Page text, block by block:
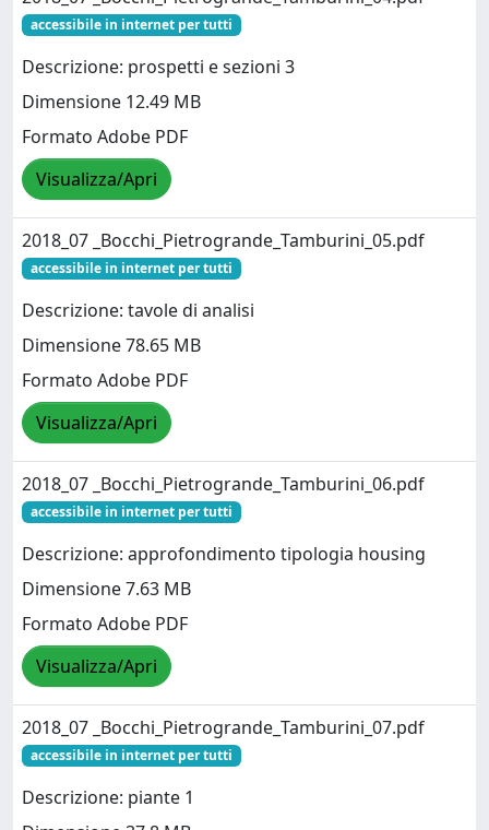
accessibile in internet per tutti
Descrizione: prospetti e sezioni 3
Dimensione 12.49 MB
Formato Adobe PDF
Visualizza/Apri
2018_07 _Bocchi_Pietrogrande_Tamburini_05.pdf
accessibile in internet per tutti
Descrizione: tavole di analisi
Dimensione 78.65 MB
Formato Adobe PDF
Visualizza/Apri
2018_07 _Bocchi_Pietrogrande_Tamburini_06.pdf
accessibile in internet per tutti
Descrizione: approfondimento tipologia housing
Dimensione 7.63 MB
Formato Adobe PDF
Visualizza/Apri
2018_07 _Bocchi_Pietrogrande_Tamburini_07.pdf
accessibile in internet per tutti
Descrizione: piante 1